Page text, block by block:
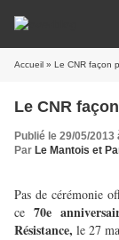
Accueil » Le CNR façon
Le CNR
Publié le 29/05/2013
Par Le Mantois et
Pas de cérémonie
ce 70e
Résistance, le 27